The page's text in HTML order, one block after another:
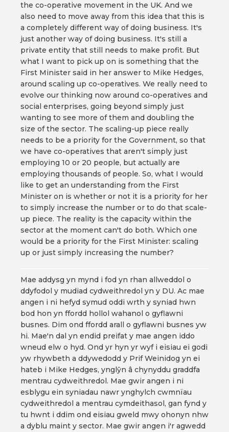
the co-operative movement in the UK. And we
also need to move away from this idea that this is
a completely different way of doing business. It's
just another way of doing business. It's still a
private entity that still needs to make profit. But
what I want to pick up on is something that the
First Minister said in her answer to Mike Hedges,
around scaling up co-operatives. We really need to
evolve our thinking now around co-operatives and
social enterprises, going beyond simply just
wanting to see more of them and doubling the
size of the sector. The scaling-up piece really
needs to be a priority for the Government, so that
we have co-operatives that aren't simply just
employing 10 or 20 people, but actually are
employing thousands of people. So, what I would
like to get an understanding from the First
Minister on is whether or not it is a priority for her
to simply increase the number or to do that scale-
up piece. The reality is the capacity within the
sector at the moment can't do both. Which one
would be a priority for the First Minister: scaling
up or just simply increasing the number?
Mae addysg yn mynd i fod yn rhan allweddol o
ddyfodol y mudiad cydweithredol yn y DU. Ac mae
angen i ni hefyd symud oddi wrth y syniad hwn
bod hon yn ffordd hollol wahanol o gyflawni
busnes. Dim ond ffordd arall o gyflawni busnes yw
hi. Mae'n dal yn endid preifat y mae angen iddo
wneud elw o hyd. Ond yr hyn yr wyf i eisiau ei godi
yw rhywbeth a ddywedodd y Prif Weinidog yn ei
hateb i Mike Hedges, ynglŷn â chynyddu graddfa
mentrau cydweithredol. Mae gwir angen i ni
esblygu ein syniadau nawr ynghylch cwmnïau
cydweithredol a mentrau cymdeithasol, gan fynd y
tu hwnt i ddim ond eisiau gweld mwy ohonyn nhw
a dyblu maint y sector. Mae gwir angen i'r agwedd